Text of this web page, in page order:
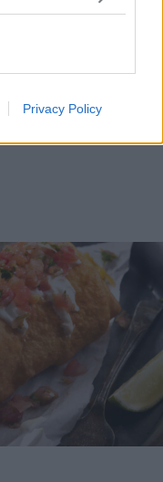
in below Google
Privacy Policy